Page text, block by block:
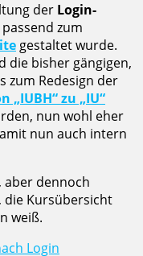
der Login-
zum
gestaltet wurde.
die bisher gängigen,
zum Redesign der
„IUBH“ zu „IU“
nun wohl eher
nun auch intern
aber dennoch
die Kursübersicht
weiß.